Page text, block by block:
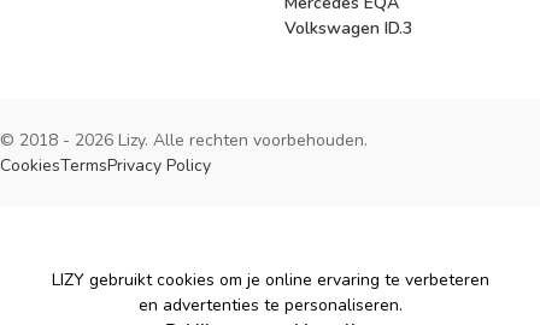
Volkswagen ID.3
© 2018 - 2026 Lizy. Alle rechten voorbehouden.
CookiesTermsPrivacy Policy
Cookies
LIZY gebruikt cookies om je online ervaring te verbeteren
en advertenties te personaliseren.